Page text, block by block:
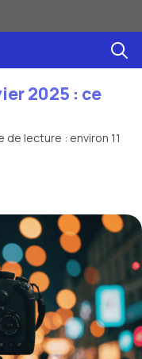
2025 : ce
de lecture : environ 11